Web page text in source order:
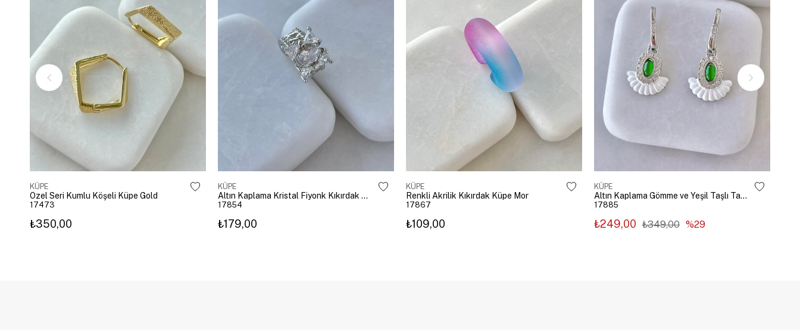
KÜPE
Özel Seri Kumlu Köşeli Küpe Gold
17473
₺350,00
KÜPE
Altın Kaplama Kristal Fiyonk Kıkırdak Küpe Gümüş
17854
₺179,00
KÜPE
Renkli Akrilik Kıkırdak Küpe Mor
17867
₺109,00
KÜPE
Altın Kaplama Gömme ve Yeşil Taşlı Tasarım Küpe Gümüş
17885
₺249,00 ₺349,00 %29